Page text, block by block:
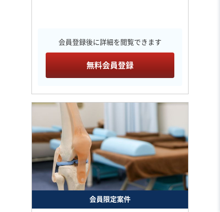
会員登録後に詳細を閲覧できます
無料会員登録
会員限定案件